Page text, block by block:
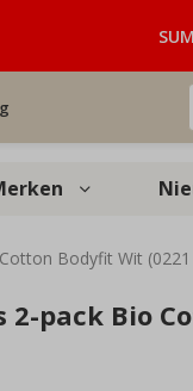
Bodyfit Wit
2-pack Bio